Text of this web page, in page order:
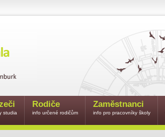
studia
Rodiče
info určené rodičům
Zaměstnanci
info pro pracovníky školy